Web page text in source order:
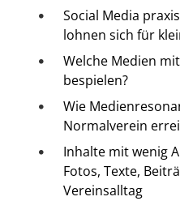
Social Media
lohnen sich für
Welche Medien
bespielen?
Wie
Normalverein
Inhalte mit wenig
Fotos, Texte,
Vereinsalltag